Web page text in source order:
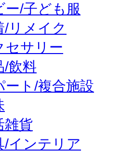
ー/子ども服
/リメイク
セサリー
/飲料
ート/複合施設
雑貨
/インテリア